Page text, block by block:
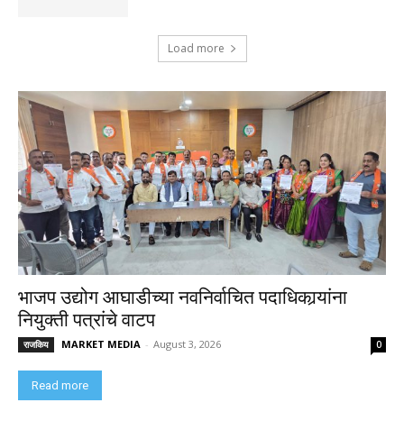
Load more
भाजप उद्योग आघाडीच्या नवनिर्वाचित पदाधिकार्‍यांना
नियुक्ती पत्रांचे वाटप
राजकिय MARKET MEDIA - August 3, 2026 0
Read more